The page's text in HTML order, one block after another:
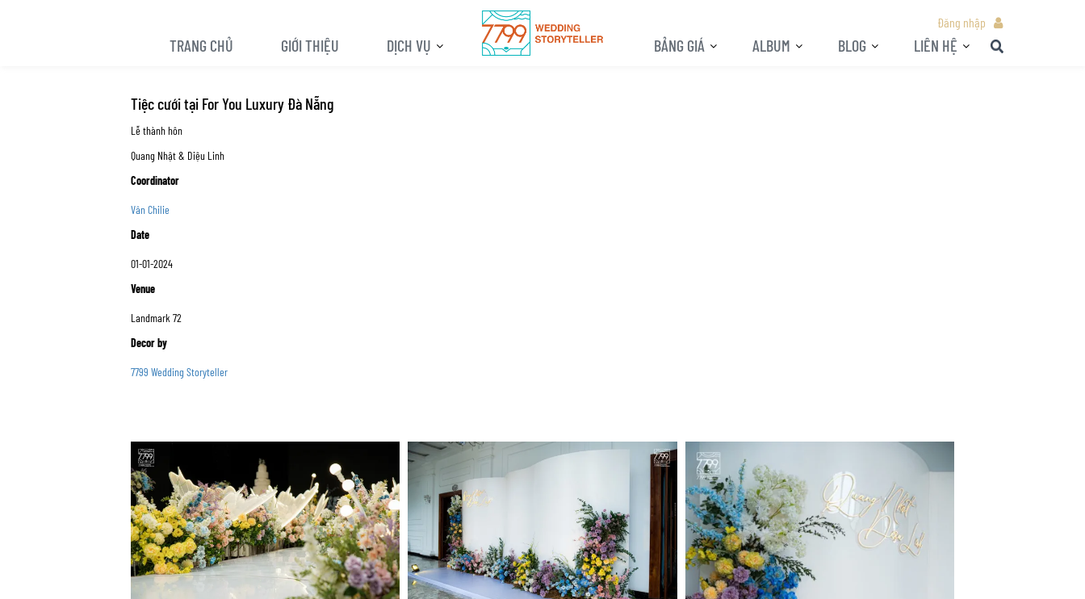
TRANG CHỦ GIỚI THIỆU DỊCH VỤ
Đăng nhập
BẢNG GIÁ ALBUM BLOG LIÊN HỆ
Tiệc cưới tại For You Luxury Đà Nẵng
Lễ thành hôn
Quang Nhật & Diệu Linh
Coordinator
Vân Chilie
Date
01-01-2024
Venue
Landmark 72
Decor by
7799 Wedding Storyteller